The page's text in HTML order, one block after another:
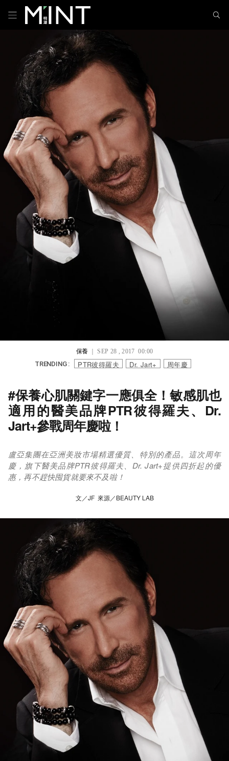
保養｜ SEP 28 , 2017 00:00
TRENDING : PTR彼得羅夫 Dr. Jart+ 周年慶
#保養心肌關鍵字一應俱全！敏感肌也
適用的醫美品牌PTR彼得羅夫、Dr.
Jart+參戰周年慶啦！
盧亞集團在亞洲美妝市場精選優質、特別的產品。這次周年
慶，旗下醫美品牌PTR彼得羅夫、Dr. Jart+提供四折起的優
惠，再不趕快囤貨就要來不及啦！
文／JF 來源／BEAUTY LAB